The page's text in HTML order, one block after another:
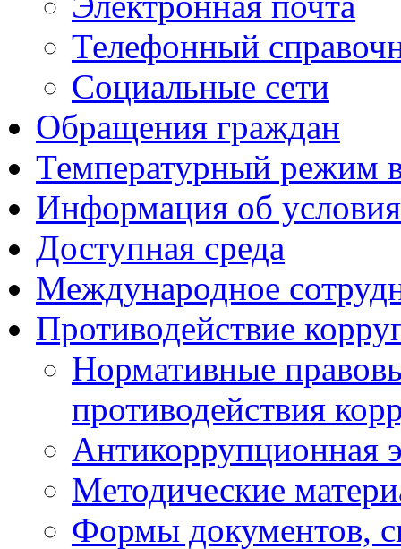
Телефонный
Социальные сети
Обращения граждан
Температурный режим
Информация об
Доступная среда
Международное
Противодействие
Нормативные
противодействия
Антикоррупционная
Методические
Формы документов,